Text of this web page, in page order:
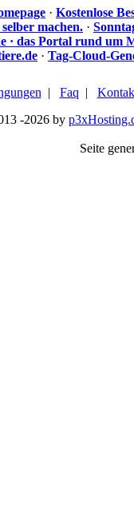
· Kostenlose
machen. ·
· das Portal rund um
· Tag-Cloud-
| Faq |
-2026 by
Seite